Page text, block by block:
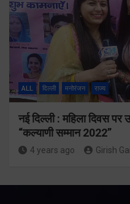
ALL दिल्ली मनोरंजन राज्य
नई दिल्ली : महिला दिवस
“कल्याणी सम्मान 2022”
4 years ago Girish